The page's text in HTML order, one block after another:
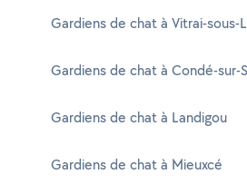
Gardiens de chat à Vitrai-sous-
Gardiens de chat à Condé-sur-
Gardiens de chat à Landigou
Gardiens de chat à Mieuxcé